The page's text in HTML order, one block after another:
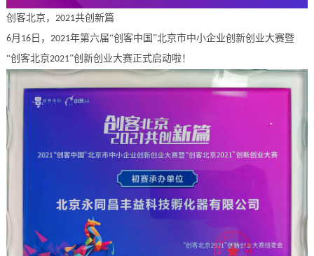
创客北京， 2021共创新篇
6月 16日， 2021年第六届“创客中国”北京市中小企业创新创业大赛暨
“创客北京2021”创新创业大赛正式启动啦！